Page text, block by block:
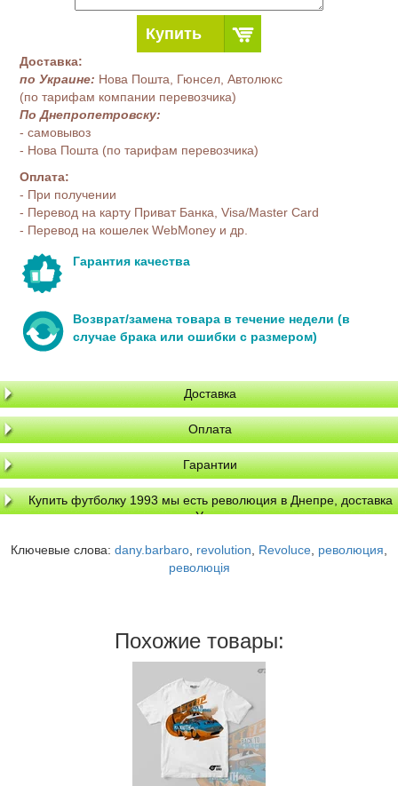
Купить
Доставка:
по Украине: Нова Пошта, Гюнсел, Автолюкс
(по тарифам компании перевозчика)
По Днепропетровску:
- самовывоз
- Нова Пошта (по тарифам перевозчика)
Оплата:
- При получении
- Перевод на карту Приват Банка, Visa/Master Card
- Перевод на кошелек WebMoney и др.
Гарантия качества
Возврат/замена товара в течение недели (в
случае брака или ошибки с размером)
Доставка
Оплата
Гарантии
Купить футболку 1993 мы есть революция в Днепре, доставка
по Украине
Ключевые слова: dany.barbaro revolution Revoluce революция
революція
Похожие товары: